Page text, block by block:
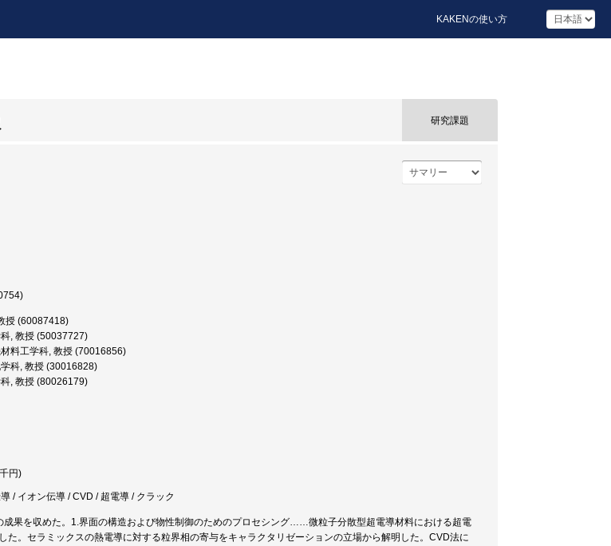
KAKENの使い方
研究課題
授 (60087418)
, 教授 (50037727)
料工学科, 教授 (70016856)
科, 教授 (30016828)
, 教授 (80026179)
円)
/ イオン伝導 / CVD / 超電導 / クラック
成果を収めた。1.界面の構造および物性制御のためのプロセシング……微粒子分散型超電導材料における超電
た。セラミックスの熱電導に対する粒界相の寄与をキャラクタリゼーションの立場から解明した。CVD法に